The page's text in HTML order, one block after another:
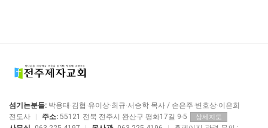
섬기는분들: 박용태·김협·유이상·최규·서승학 목사 / 손은주·변호상·이은희
전도사
주소: 55121 전북 전주시 완산구 평화17길 9-5 상세지도